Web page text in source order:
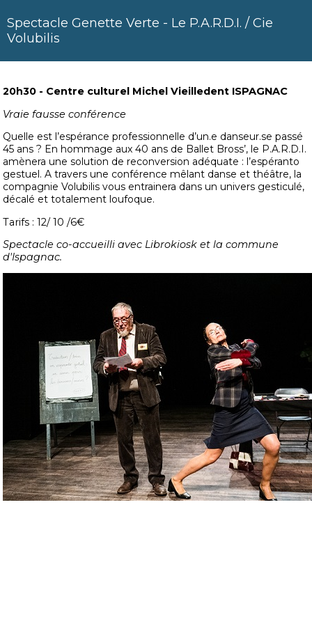
Spectacle Genette Verte - Le P.A.R.D.I. / Cie
Volubilis
20h30 - Centre culturel Michel Vieilledent ISPAGNAC
Vraie fausse conférence
Quelle est l’espérance professionnelle d’un.e danseur.se passé
45 ans ? En hommage aux 40 ans de Ballet Bross’, le P.A.R.D.I.
amènera une solution de reconversion adéquate : l’espéranto
gestuel. A travers une conférencemêlant danse et théâtre, la
compagnie Volubilis vous entrainera dans un univers gesticulé,
décalé et totalement loufoque.
Tarifs : 12/ 10 /6€
Spectacle co-accueilli avec Librokiosk et la commune
d'Ispagnac.